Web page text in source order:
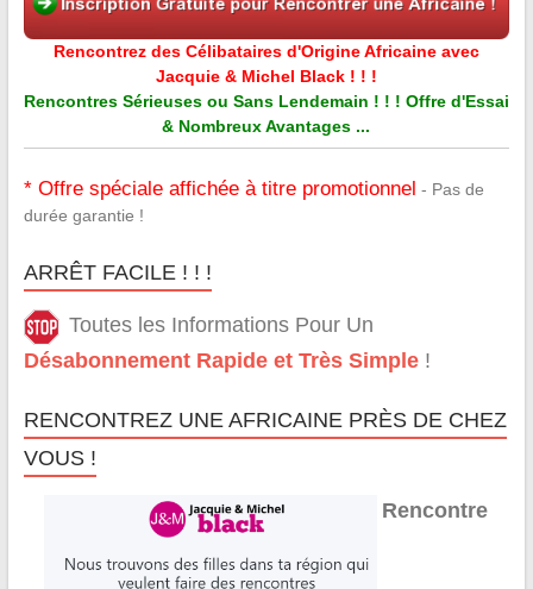
Rencontrez des Célibataires d'Origine Africaine avec
Jacquie & Michel Black ! ! !
Rencontres Sérieuses ou Sans Lendemain ! ! ! Offre d'Essai
& Nombreux Avantages ...
* Offre spéciale affichée à titre promotionnel - Pas de
durée garantie !
ARRÊT FACILE ! ! !
Toutes les Informations Pour Un
Désabonnement Rapide et Très Simple!
RENCONTREZ UNE AFRICAINE PRÈS DE CHEZ
VOUS !
Rencontre